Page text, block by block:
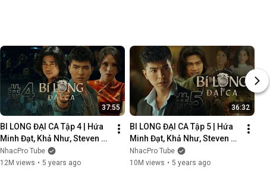
37:55
BI LONG ĐẠI CA Tập 4 | Hứa
Minh Đạt, Khả Như, Steven
Nguyễn, Lợi Trần |
Webdrama Yang Hồ 2021
NhacPro Tube
12M views • 5 years ago
36:32
BI LONG ĐẠI CA Tập 5 | Hứa
Minh Đạt, Khả Như, Steven
Nguyễn, Lợi Trần |
Webdrama Yang Hồ 2021
NhacPro Tube
10M views • 5 years ago